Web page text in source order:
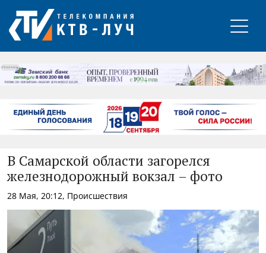
РЕКЛАМА
В Самарской области загорелся
железнодорожный вокзал – фото
28 Мая, 20:12, Происшествия